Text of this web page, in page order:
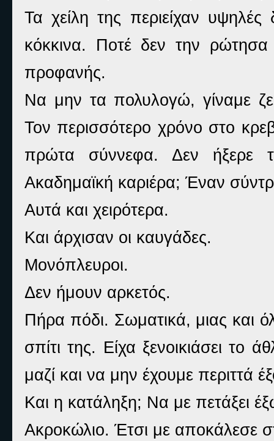
Τα χείλη της περιείχαν
κόκκινα. Ποτέ δεν την ρώτησα
προφανής.
Να μην τα πολυλογώ, γίναμε
Τον περισσότερο χρόνο στο
πρώτα σύννεφα. Δεν ήξερε
Ακαδημαϊκή καριέρα; Έναν
Αυτά και χειρότερα.
Και άρχισαν οι καυγάδες.
Μονόπλευροι.
Δεν ήμουν αρκετός.
Πήρα πόδι. Σωματικά, μιας και
σπίτι της. Είχα ξενοικιάσει το
μαζί και να μην έχουμε περιττά
Και η κατάληξη; Να με πετάξει
Ακροκώλιο. Έτσι με αποκάλεσε